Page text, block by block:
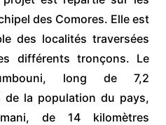
des Comores. Elle est
des localités traversées
différents tronçons. Le
long de 7,2
de la population du pays,
de 14 kilomètres